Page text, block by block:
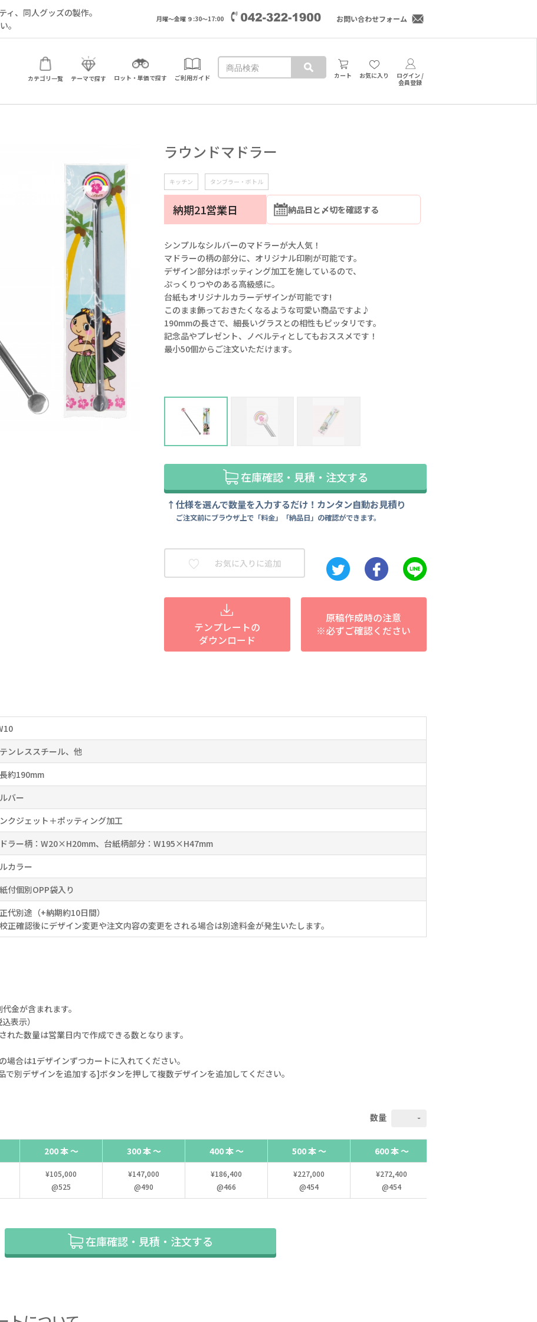
、同人グッズの製作。
。
月曜～金曜 ９:30～17:00 お問い合わせフォーム
カテゴリ一覧 テーマで探す ロット・単価で探す ご利用ガイド カート お気に入り
ログイン /
会員登録
マドラー上部に印刷＋ポッティング加工
ラウンドマドラー
キッチン タンブラー・ボトル
納期21営業日 納品日と〆切を確認する
シンプルなシルバーのマドラーが大人気！
マドラーの柄の部分に、オリジナル印刷が可能です。
デザイン部分はポッティング加工を施しているので、
ぷっくりつやのある高級感に。
台紙もオリジナルカラーデザインが可能です!
このまま飾っておきたくなるような可愛い商品ですよ♪
190mmの長さで、細長いグラスとの相性もピッタリです。
記念品やプレゼント、ノベルティとしてもおススメです！
最小50個からご注文いただけます。
在庫確認・見積・注文する
仕様を選んで数量を入力するだけ！カンタン自動お見積り
ご注文前にブラウザ上で「料金」「納品日」の確認ができます。
お気に入りに追加
テンプレートの
ダウンロード
原稿作成時の注意
※必ずご確認ください
ンレススチール、他
約190mm
バー
クジェット＋ポッティング加工
ラー柄：W20×H20mm、台紙柄部分：W195×H47mm
カラー
付個別OPP袋入り
代別途（+納期約10日間）
正確認後にデザイン変更や注文内容の変更をされる場合は別途料金が発生いたします。
金が含まれます。
表示）
た数量は営業日内で作成できる数となります。
合は1デザインずつカートに入れてください。
別デザインを追加する]ボタンを押して複数デザインを追加してください。
数量
200 本 ～ 300 本 ～ 400 本 ～ 500 本 ～ 600 本 ～
¥105,000
@525
¥147,000
@490
¥186,400
@466
¥227,000
@454
¥272,400
@454
在庫確認・見積・注文する